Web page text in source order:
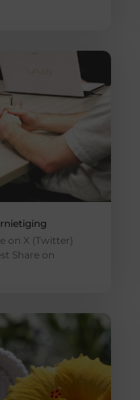
on X (Twitter)
Share on